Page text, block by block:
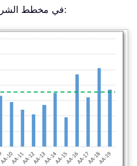
في مخطط الشريط فورًا. انظر لقطة الشاشة: